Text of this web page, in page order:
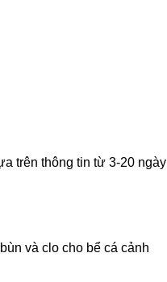
trên thông tin từ 3-20